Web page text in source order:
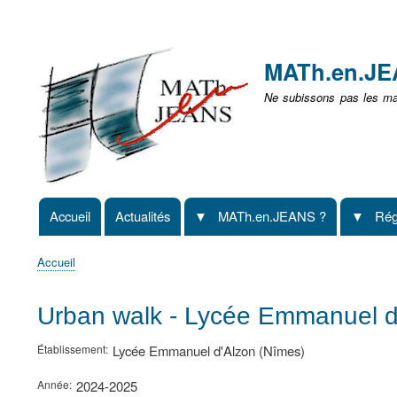
non
identifié
Ne subissons pas les
Navigation
principale
Accueil Actualités MATh.en.JEANS ?
d'Ariane
Accueil
Urban walk - Lycée Emmanuel
Établissement Lycée Emmanuel d'Alzon (Nîmes)
Année 2024-2025